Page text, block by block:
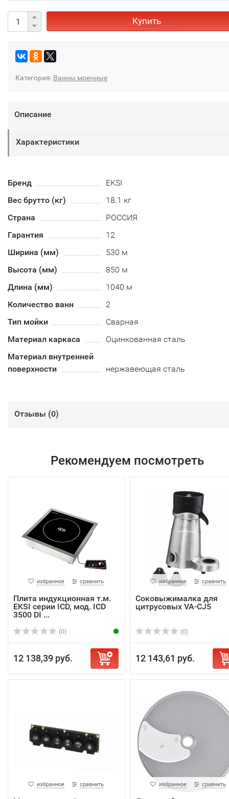
Купить
Категория: Ванны моечные
Описание
Характеристики
Бренд
EKSI
Вес брутто (кг)
18.1 кг
Страна
РОССИЯ
Гарантия
12
Ширина (мм)
530 м
Высота (мм)
850 м
Длина (мм)
1040 м
Количество ванн
2
Тип мойки
Сварная
Материал каркаса
Оцинкованная сталь
Материал внутренней
поверхности
нержавеющая сталь
Отзывы (0)
Рекомендуем посмотреть
избранное сравнить
Плита индукционная т.м.
EKSI серии ICD, мод. ICD
3500 DI ...
(0)
12 138,39 руб.
избранное сравнить
Соковыжималка для
цитрусовых VA-CJ5
(0)
12 143,61 руб.
избранное сравнить избранное сравнить